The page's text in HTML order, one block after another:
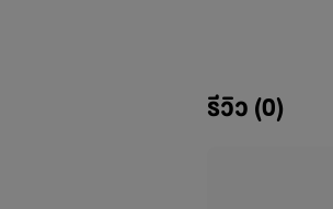
-- ถ้าเกิดว่า
รีวิว (0)